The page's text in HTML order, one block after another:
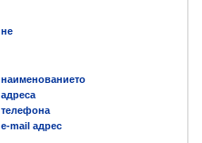
не
наименованието
адреса
телефона
e-mail адрес